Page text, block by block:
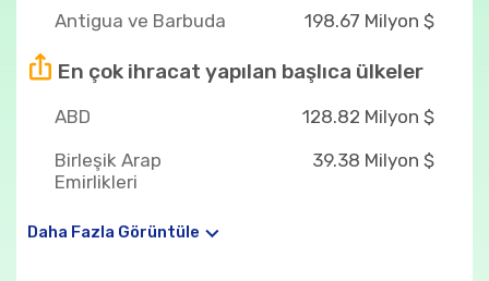
Antigua ve Barbuda
198.67 Milyon $
En çok ihracat yapılan başlıca ülkeler
ABD
128.82 Milyon $
Birleşik Arap
Emirlikleri
39.38 Milyon $
Hollanda
Daha Fazla Görüntüle